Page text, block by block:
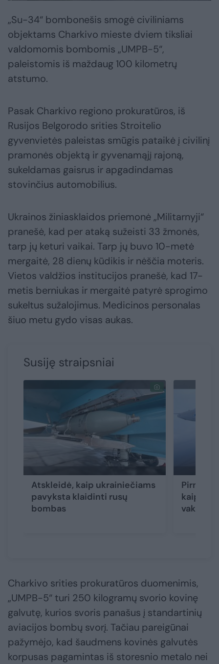
„Su-34“ bombonešis smogė civiliniams
objektams Charkivo mieste dviem tiksliai
valdomomis bombomis „UMPB-5“,
paleistomis iš maždaug 100 kilometrų
atstumo.
Pasak Charkivo regiono prokuratūros, iš
Rusijos Belgorodo srities Stroitelio
gyvenvietės paleistas smūgis pataikė į civilinį
pramonės objektą ir gyvenamąjį rajoną,
sukeldamas gaisrus ir apgadindamas
stovinčius automobilius.
Ukrainos žiniasklaidos priemonė „Militarnyji“
pranešė, kad per ataką sužeisti 33 žmonės,
tarp jų keturi vaikai. Tarp jų buvo 10-metė
mergaitė, 28 dienų kūdikis ir nėščia moteris.
Vietos valdžios institucijos pranešė, kad 17-
metis berniukas ir mergaitė patyrė sprogimo
sukeltus sužalojimus. Medicinos personalas
šiuo metu gydo visas aukas.
Susiję straipsniai
Atskleidė, kaip ukrainiečiams
pavyksta klaidinti rusų
bombas
kaip
Charkivo srities prokuratūros duomenimis,
„UMPB-5“ turi 250 kilogramų svorio kovinę
galvutę, kurios svoris panašus į standartinių
aviacijos bombų svorį. Tačiau pareigūnai
pažymėjo, kad šaudmens kovinės galvutės
korpusas pagamintas iš storesnio metalo nei